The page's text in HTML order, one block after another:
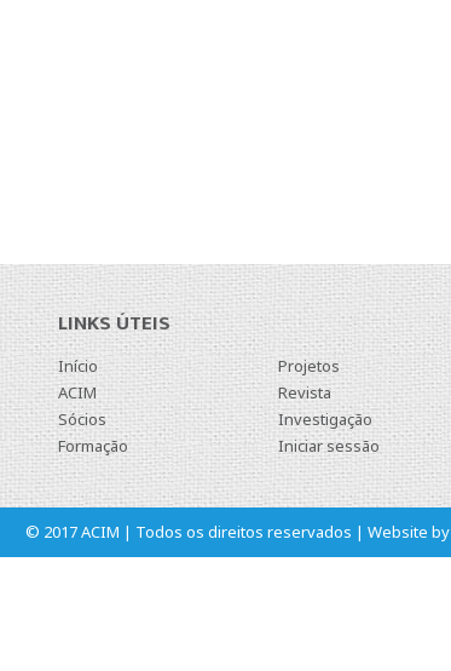
LINKS ÚTEIS
Início
ACIM
Sócios
Formação
Projetos
Revista
Investigação
Iniciar sessão
© 2017 ACIM | Todos os direitos reservados | Website by